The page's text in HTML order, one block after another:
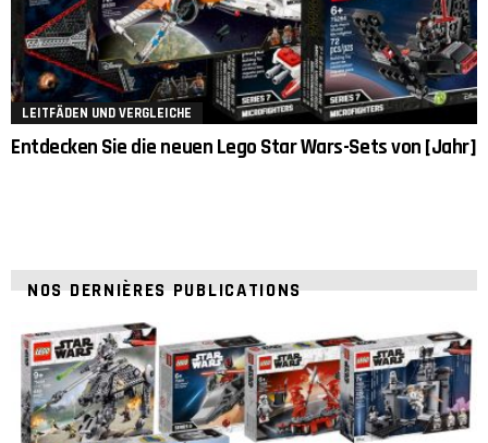
LEITFÄDEN UND VERGLEICHE
Entdecken Sie die neuen Lego Star Wars-Sets von [Jahr]
NOS DERNIÈRES PUBLICATIONS